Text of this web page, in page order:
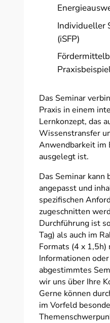
Individueller
(iSFP)
Das Seminar
Praxis in einem
Lernkonzept, das
Wissenstransfer
Anwendbarkeit im
ausgelegt ist.
Das Seminar kann
angepasst und
spezifischen
zugeschnitten
Durchführung ist
Tag) als auch im
Formats (4 x
Informationen
abgestimmtes
wir uns über Ihre
Gerne können
im Vorfeld